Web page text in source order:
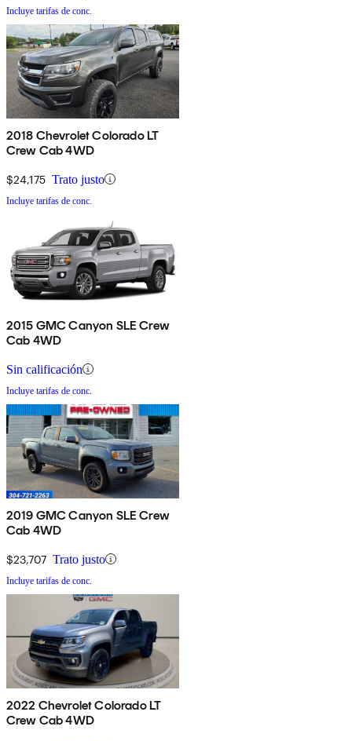
Incluye tarifas de conc.
2018 Chevrolet Colorado LT
Crew Cab 4WD
$24,175 Trato justo
Incluye tarifas de conc.
2015 GMC Canyon SLE Crew
Cab 4WD
Sin calificación
Incluye tarifas de conc.
2019 GMC Canyon SLE Crew
Cab 4WD
$23,707 Trato justo
Incluye tarifas de conc.
2022 Chevrolet Colorado LT
Crew Cab 4WD